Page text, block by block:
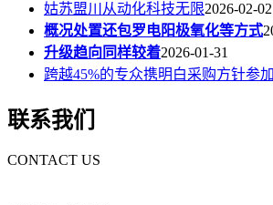
姑苏盟川从动化科技无限2026-02-02
概况处置还包罗电阳极氧化等方式
升级趋向同样较着2026-01-31
跨越45%的专众携明白采购方针参加
联系我们
CONTACT US